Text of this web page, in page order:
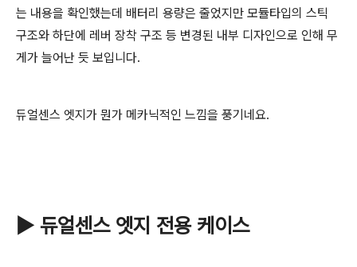
는 내용을 확인했는데 배터리 용량은 줄었지만 모듈타입의 스틱
구조와 하단에 레버 장착 구조 등 변경된 내부 디자인으로 인해 무
게가 늘어난 듯 보입니다.
듀얼센스 엣지가 뭔가 메카닉적인 느낌을 풍기네요.
▶ 듀얼센스 엣지 전용 케이스